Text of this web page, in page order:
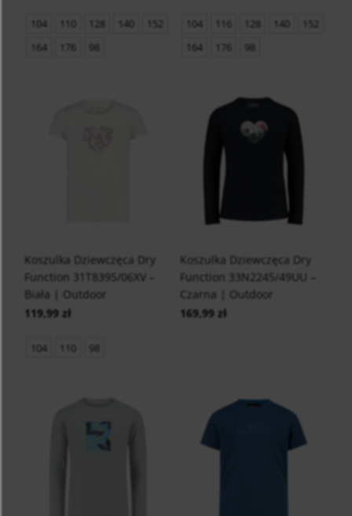
104 110 128 140
152
164
176 98
104 116 128 140
152
164
176 98
Koszulka Dziewczęca Dry
Function 31T8395/06XV –
Biała | Outdoor
119,99 zł
104 110 98
Koszulka Dziewczęca Dry
Function 33N2245/49UU –
Czarna | Outdoor
169,99 zł